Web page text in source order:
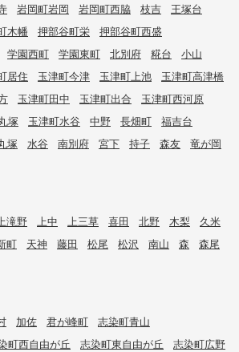
岩岡町岩岡 岩岡町西脇 枝吉
王塚台
木幡 押部谷町栄
押部谷町西盛
学園西町 学園東町 北別府 糀台
小山
居住 玉津町今津 玉津町上池
玉津町高津橋
玉津町田中 玉津町出合
玉津町西河原
塚 玉津町水谷 中野 長畑町
福吉台
塚 水谷 南別府 宮下 持子 森友
竜が岡
滝野 上中 上三草 喜田 北野 木梨
久米
町 天神 藤田 松尾 松沢 南山 森
森尾
加佐 君が峰町
志染町青山
町西自由が丘 志染町東自由が丘
志染町広野